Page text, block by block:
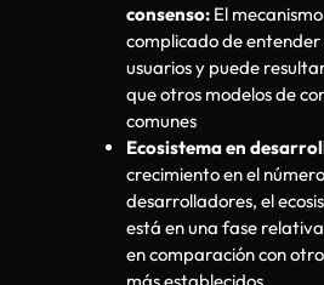
consenso: El
complicado de entender
usuarios y puede
que otros modelos de
comunes
Ecosistema en
crecimiento en el
desarrolladores, el
está en una fase
en comparación con
más establecidos